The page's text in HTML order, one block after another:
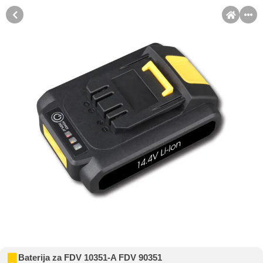
Baterija za FDV 10351-A FDV 90351
Račun
Pomoć pri kupovini
Kupovina na rate
Sve je lakše kad se podijeli!